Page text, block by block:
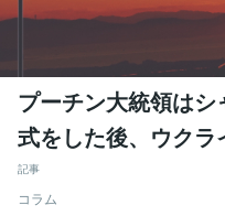
プーチン大統領は
式をした後、ウクラ
記事
コラム